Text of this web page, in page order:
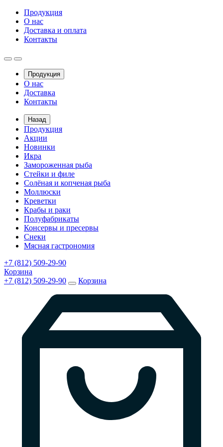
Продукция
О нас
Доставка и оплата
Контакты
Продукция
О нас
Доставка
Контакты
Назад
Продукция
Акции
Новинки
Икра
Замороженная рыба
Стейки и филе
Солёная и копченая рыба
Моллюски
Креветки
Крабы и раки
Полуфабрикаты
Консервы и пресервы
Снеки
Мясная гастрономия
+7 (812) 509-29-90
Корзина
+7 (812) 509-29-90
Корзина